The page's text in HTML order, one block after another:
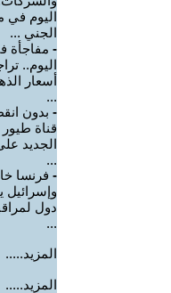
اليوم في
الجني ...
-
اليوم..
أسعار
...
- بدون
الجديد
...
- فرنسا
وإسرائيل
دول
...
المزيد.....
المزيد.....